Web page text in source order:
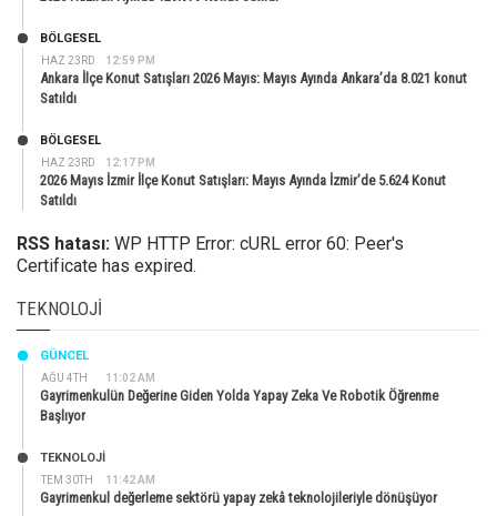
HAZ 23RD 12:59 PM
BÖLGESEL
Ankara İlçe Konut Satışları 2026 Mayıs: Mayıs Ayında Ankara’da 8.021 konut
Satıldı
HAZ 23RD 12:17 PM
BÖLGESEL
2026 Mayıs İzmir İlçe Konut Satışları: Mayıs Ayında İzmir’de 5.624 Konut
Satıldı
RSS hatası: WP HTTP Error: cURL error 60: Peer's
Certificate has expired.
TEKNOLOJI
AĞU 4TH 11:02 AM
GÜNCEL
Gayrimenkulün Değerine Giden Yolda Yapay Zeka Ve Robotik Öğrenme
Başlıyor
TEM 30TH 11:42 AM
TEKNOLOJİ
Gayrimenkul değerleme sektörü yapay zekâ teknolojileriyle dönüşüyor